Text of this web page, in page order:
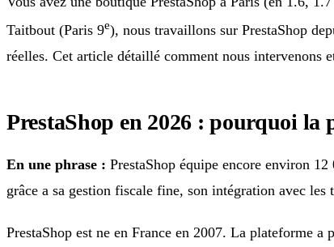
Taitbout (Paris 9e), nous travaillons sur PrestaShop
réelles. Cet article détaillé comment nous intervenons
PrestaShop en 2026 : pourquoi la
En une phrase : PrestaShop équipe encore environ
grâce a sa gestion fiscale fine, son intégration avec
PrestaShop est ne en France en 2007. La plateforme